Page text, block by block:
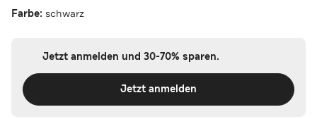
Farbe: schwarz
Jetzt anmelden und 30-70% sparen.
Jetzt anmelden